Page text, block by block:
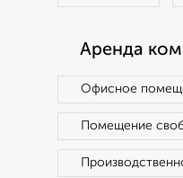
Аренда
Офисное
Помещение